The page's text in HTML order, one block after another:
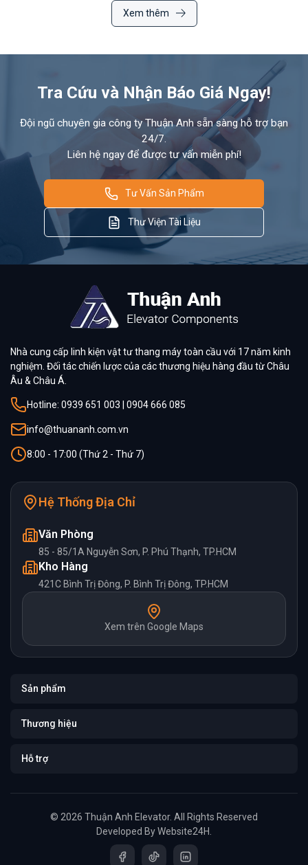
Xem thêm
Tra Cứu và Nhận Báo Giá Ngay!
Đội ngũ chuyên gia công ty Thuận Anh sẵn sàng hỗ trợ bạn
24/7.
Liên hệ ngay để được tư vấn miễn phí!
Tư Vấn Sản Phẩm
Thư Viện Tài Liệu
Nhà cung cấp linh kiện vật tư thang máy toàn cầu với 17 năm kinh
nghiệm. Đối tác chiến lược của các thương hiệu hàng đầu từ Châu
Âu & Châu Á.
Hotline: 0939 651 003 | 0904 666 085
info@thuananh.com.vn
8:00 - 17:00 (Thứ 2 - Thứ 7)
Hệ Thống Địa Chỉ
Văn Phòng
85 - 85/1A Nguyễn Sơn, P. Phú Thạnh, TP.HCM
Kho Hàng
421C Bình Trị Đông, P. Bình Trị Đông, TP.HCM
Xem trên Google Maps
Sản phẩm
Thương hiệu
Hỗ trợ
© 2026 Thuận Anh Elevator. All Rights Reserved
Developed ByWebsite24H